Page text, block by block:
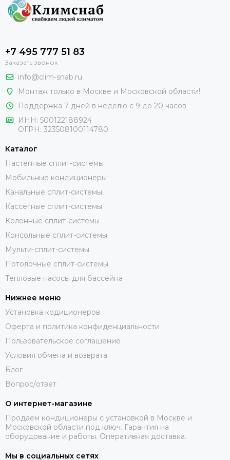
+7 495 777 51 83
Заказать звонок
info@clim-snab.ru
Монтаж только в Москве и Московской области!
Поддержка 7 дней в неделю с 9 до 20 часов
ИНН: 500122188924
ОГРН: 323508100114780
Каталог
Настенные сплит-системы
Мобильные кондиционеры
Канальные сплит-системы
Кассетные сплит-системы
Колонные сплит-системы
Консольные сплит-системы
Мульти-сплит-системы
Потолочные сплит-системы
Тепловые насосы для бассейна
Нижнее меню
Установка кодиционеров
Оферта и политика конфиденциальности
Пользовательское соглашение
Условия обмена и возврата
Блог
Вопрос/ответ
О интернет-магазине
Продаем кондиционеры с установкой в Москве и
Московской области под ключ. Гарантия на
оборудование и работы. Оперативная доставка.
Мы в социальных сетях